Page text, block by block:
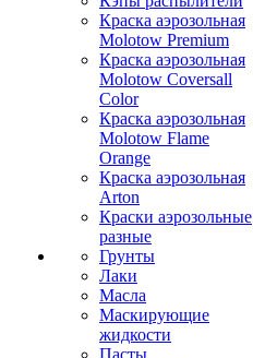
Краска аэрозольная
Molotow Premium
Краска аэрозольная
Molotow Coversall
Color
Краска аэрозольная
Molotow Flame
Orange
Краска аэрозольная
Arton
Краски аэрозольные
разные
Грунты
Лаки
Масла
Маскирующие
жидкости
Пасты